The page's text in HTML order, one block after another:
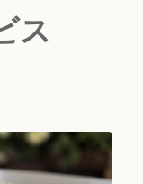
ス